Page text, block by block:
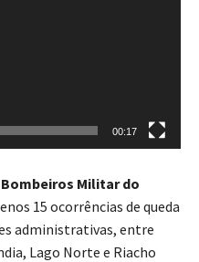
00:17
Militar do
15 ocorrências de queda
administrativas, entre
Lago Norte e Riacho